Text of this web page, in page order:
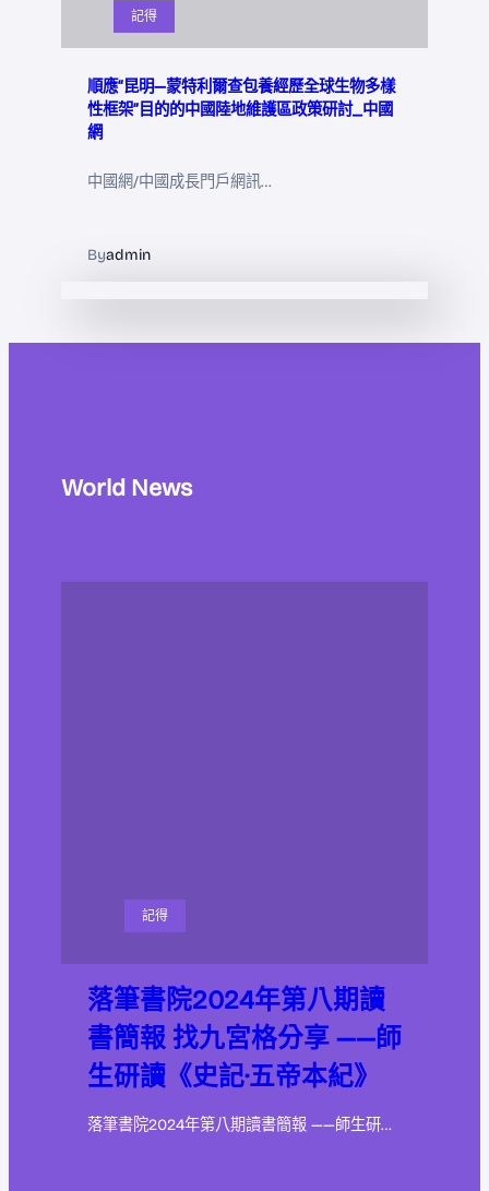
記得
順應“昆明—蒙特利爾查包養經歷全球生物多樣
性框架”目的的中國陸地維護區政策研討_中國
網
中國網/中國成長門戶網訊…
Byadmin
World News
記得
落筆書院2024年第八期讀
書簡報 找九宮格分享 ——師
生研讀《史記·五帝本紀》
落筆書院2024年第八期讀書簡報 ——師生研…